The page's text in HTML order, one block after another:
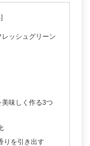
レッシュグリーン
味しく作る3つ
りを引き出す